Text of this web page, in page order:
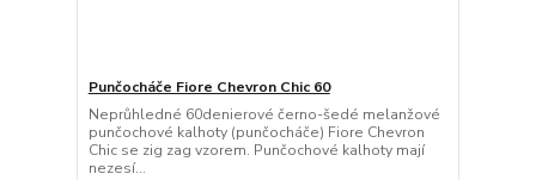
Punčocháče Fiore Chevron Chic 60
Neprůhledné 60denierové černo-šedé melanžové
punčochové kalhoty (punčocháče) Fiore Chevron
Chic se zig zag vzorem. Punčochové kalhoty mají
nezesí...